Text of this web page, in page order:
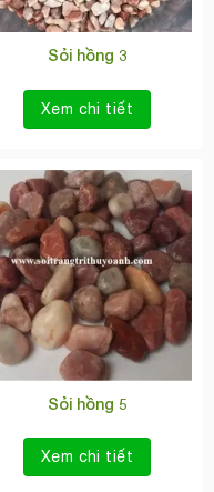
Sỏi hồng 3
Xem chi tiết
Sỏi hồng 5
Xem chi tiết